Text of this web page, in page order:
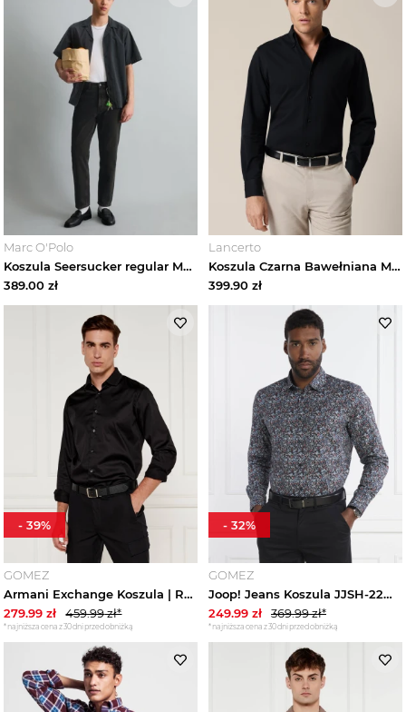
Marc O'Polo
Koszula Seersucker regular Marc O'Polo modrá
389.00 zł
Lancerto
Koszula Czarna Bawełniana Marenzi Regular Lancerto
399.90 zł
GOMEZ
Armani Exchange Koszula | Regular Fit czarny
279.99 zł 459.99zł*
*najniższa cena z 30 dni przed obniżką
-39%
GOMEZ
Joop! Jeans Koszula JJSH-22Hanson | Classic fit
249.99 zł 369.99zł*
*najniższa cena z 30 dni przed obniżką
- 32%